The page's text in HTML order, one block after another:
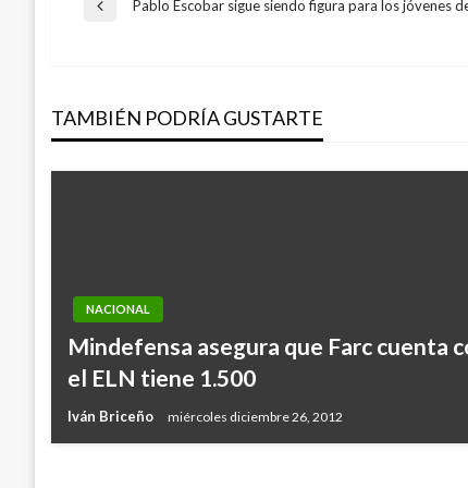
Navegación
entradas
Entrada
Pablo Escobar sigue siendo figura para los jóvenes
TAMBIÉN PODRÍA GUSTARTE
NACIONAL
Mindefensa asegura que Farc cuenta
el ELN tiene 1.500
Iván Briceño miércoles diciembre 26, 2012
A partir del 30 de diciembre no se